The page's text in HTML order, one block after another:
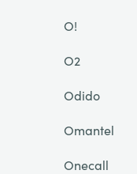
O!
O2
Odido
Omantel
Onecall